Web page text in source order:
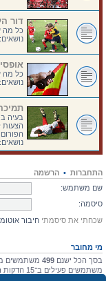
דור
כל מה
נושאים:
כל מה
נושאים:
בעיה
הצעות
נושאים:
התחברות • הרשמה
שם משתמש:
סיסמה:
שכחתי את סיסמתי חיבור
מי מחובר
בסך הכל ישנם 499
משתמשים פעילים ב־15 הדקות האחרונות)